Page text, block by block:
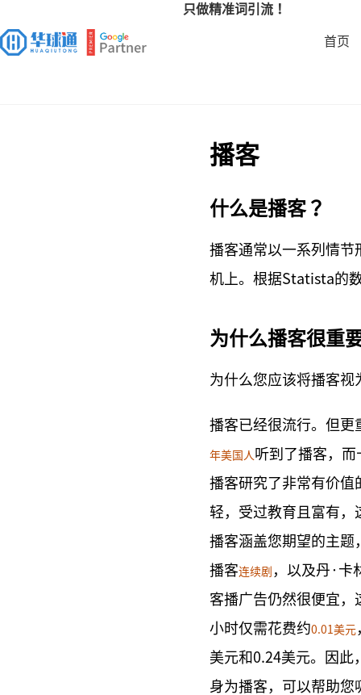
只做精准词引流！
首页
播客
什么是播客？
播客通常以一系列情节
机上。根据Statista的
为什么播客很重
为什么您应该将播客视
播客已经很流行。但更
年美国人 听到了播客，
播客研究了非常有价值
轻，受过教育且富有，
播客涵盖您期望的主题
播客连续剧 ，以及丹·卡
客播广告仍然很便宜，
小时仅需花费约0.01美元
美元和0.24美元。因此
身为播客，可以帮助您